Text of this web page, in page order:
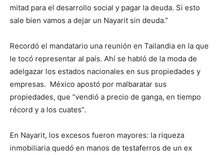
mitad para el desarrollo social y pagar la deuda. Si esto
sale bien vamos a dejar un Nayarit sin deuda.”
Recordó el mandatario una reunión en Tailandia en la que
le tocó representar al país. Ahí se habló de la moda de
adelgazar los estados nacionales en sus propiedades y
empresas. México apostó por malbaratar sus
propiedades, que “vendió a precio de ganga, en tiempo
récord y a los cuates”.
En Nayarit, los excesos fueron mayores: la riqueza
inmobiliaria quedó en manos de testaferros de un ex